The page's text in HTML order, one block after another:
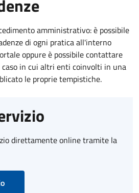
amministrativo: è possibile
di ogni pratica all'interno
oppure è possibile contattare
in cui altri enti coinvolti in una
le proprie tempistiche.
direttamente online tramite la